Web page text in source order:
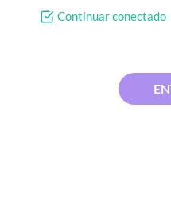
Continuar conectado